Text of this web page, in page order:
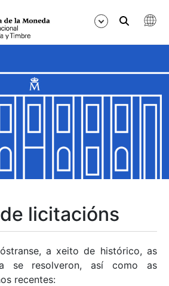
licitacións
a xeito de histórico, as
se resolveron, así como as
recentes: